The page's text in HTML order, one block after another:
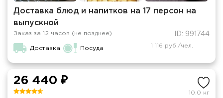
Доставка блюд и напитков на 17 персон на
выпускной
Заказ за 12 часов (не позднее) ID: 991744
Доставка Посуда 1 116 руб./чел.
26 440 ₽
10.0 кг